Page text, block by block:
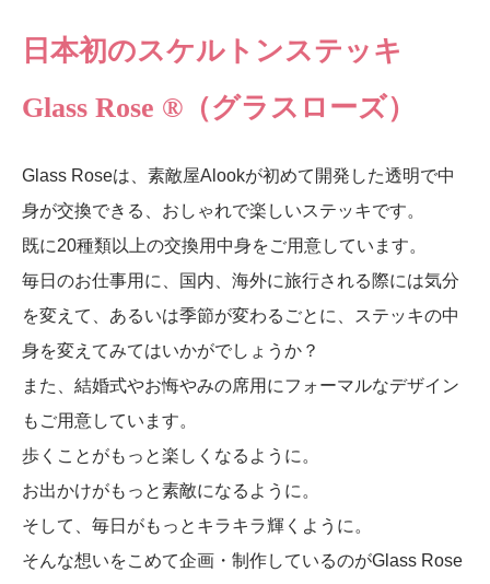
日本初のスケルトンステッキ
Glass Rose ®（グラスローズ）
Glass Roseは、素敵屋Alookが初めて開発した透明で中
身が交換できる、おしゃれで楽しいステッキです。
既に20種類以上の交換用中身をご用意しています。
毎日のお仕事用に、国内、海外に旅行される際には気分
を変えて、あるいは季節が変わるごとに、ステッキの中
身を変えてみてはいかがでしょうか？
また、結婚式やお悔やみの席用にフォーマルなデザイン
もご用意しています。
歩くことがもっと楽しくなるように。
お出かけがもっと素敵になるように。
そして、毎日がもっとキラキラ輝くように。
そんな想いをこめて企画・制作しているのがGlass Rose